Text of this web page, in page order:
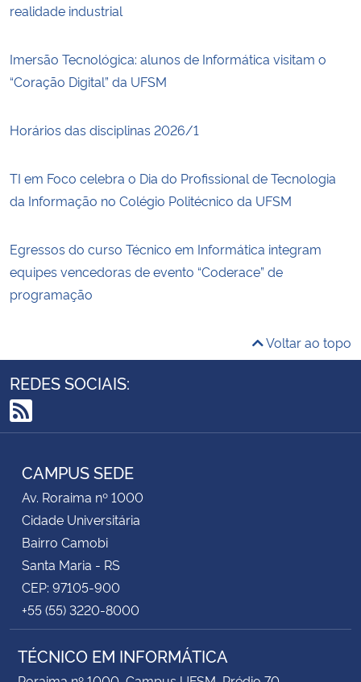
realidade industrial
Imersão Tecnológica: alunos de Informática visitam o
“Coração Digital” da UFSM
Horários das disciplinas 2026/1
TI em Foco celebra o Dia do Profissional de Tecnologia
da Informação no Colégio Politécnico da UFSM
Egressos do curso Técnico em Informática integram
equipes vencedoras de evento “Coderace” de
programação
Voltar ao topo
REDES SOCIAIS:
RSS
CAMPUS SEDE
Av. Roraima nº 1000
Cidade Universitária
Bairro Camobi
Santa Maria - RS
CEP: 97105-900
+55 (55) 3220-8000
TÉCNICO EM INFORMÁTICA